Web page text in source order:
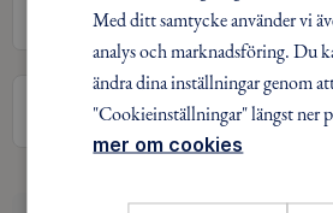
Östergötlands län
Med ditt samtycke använder vi
analys och marknadsföring. Du
ändra dina inställningar genom
"Cookieinställningar" längst ner
mer om cookies